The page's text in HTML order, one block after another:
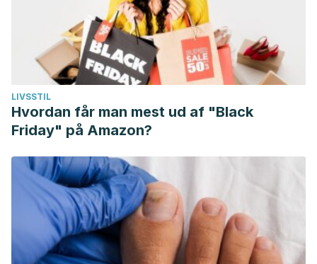
omega-6/omega-3 essential fatty acids. Biomed
Pharmacother. 2002 Oct;56(8):365-79. doi: 10.1016/s0753-
3322(02)00253-6. PMID: 12442909.
LIVSSTIL
Hvordan får man mest ud af "Black
Friday" på Amazon?